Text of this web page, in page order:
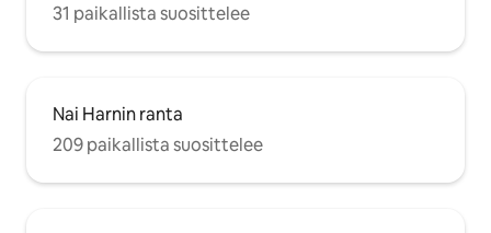
31 paikallista suosittelee
Nai Harnin ranta
209 paikallista suosittelee